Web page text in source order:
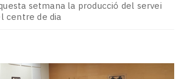
setmana la producció del servei
centre de dia